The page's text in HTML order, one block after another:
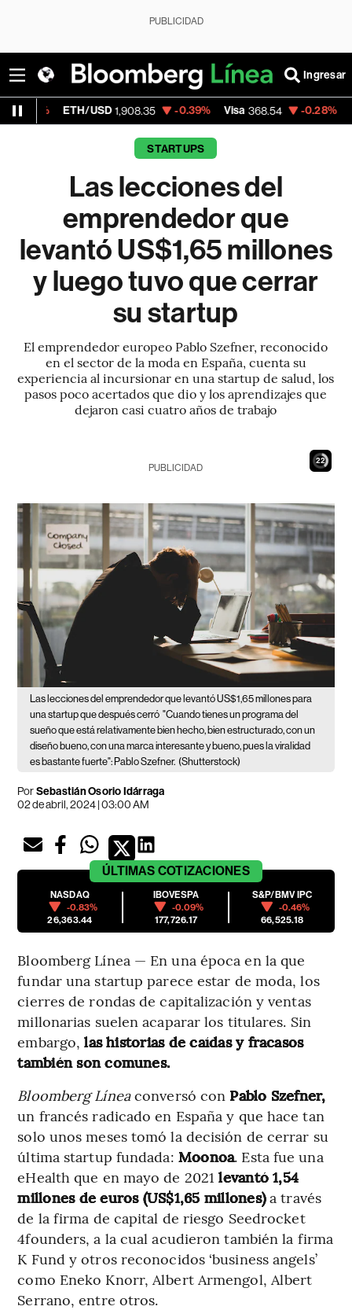
PUBLICIDAD
Ingresar
USD 1,908.35 -0.39% Visa 368.54 -0.28%
STARTUPS
Las lecciones del
emprendedor que
levantó US$1,65 millones
y luego tuvo que cerrar
su startup
El emprendedor europeo Pablo Szefner, reconocido
en el sector de la moda en España, cuenta su
experiencia al incursionar en una startup de salud, los
pasos poco acertados que dio y los aprendizajes que
dejaron casi cuatro años de trabajo
21
PUBLICIDAD
Las lecciones del emprendedor que levantó US$1,65 millones para
una startup que después cerró "Cuando tienes un programa del
sueño que está relativamente bien hecho, bien estructurado, con un
diseño bueno, con una marca interesante y bueno, pues la viralidad
es bastante fuerte": Pablo Szefner. (Shutterstock)
PorSebastián Osorio Idárraga
02 de abril, 2024 | 03:00 AM
ÚLTIMAS COTIZACIONES
NASDAQ
-0.83%
26,363.44
IBOVESPA
-0.09%
177,726.17
S&P/BMV IPC
-0.46%
66,525.18
Bloomberg Línea — En una época en la que
fundar una startup parece estar de moda, los
cierres de rondas de capitalización y ventas
millonarias suelen acaparar los titulares. Sin
embargo,las historias de caídas y fracasos
también son comunes.
Bloomberg Líneaconversó con Pablo Szefner,
un francés radicado en España y que hace tan
solo unos meses tomó la decisión de cerrar su
última startup fundada: Moonoa. Esta fue una
eHealth que en mayo de 2021 levantó 1,54
millones de euros (US$1,65 millones)a través
de la firma de capital de riesgo Seedrocket
4founders, a la cual acudieron también la firma
K Fund y otros reconocidos ‘business angels’
como Eneko Knorr, Albert Armengol, Albert
Serrano, entre otros.